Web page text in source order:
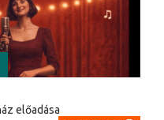
előadása